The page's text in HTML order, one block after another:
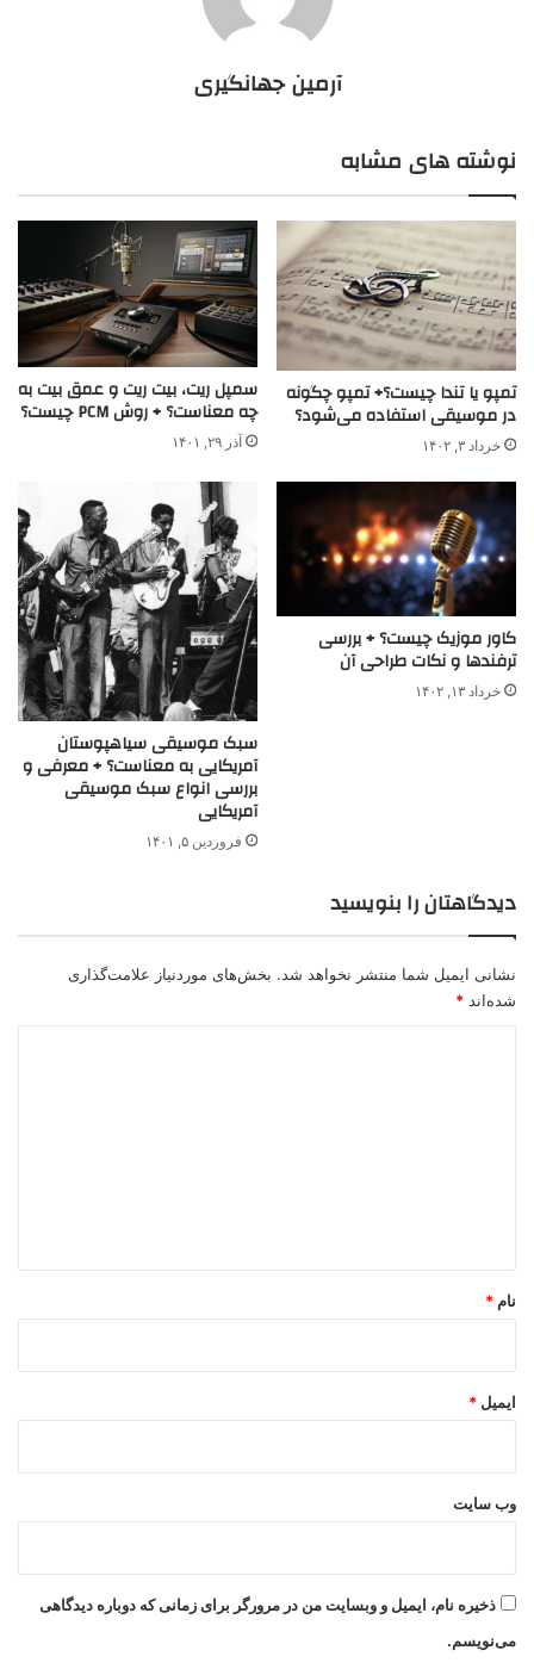
آرمین جهانگیری
نوشته های مشابه
تمپو یا تندا چیست؟+ تمپو چگونه
در موسیقی استفاده می‌شود؟
خرداد ۳, ۱۴۰۲
سمپل ریت، بیت ریت و عمق بیت به
چه معناست؟ + روش PCM چیست؟
آذر ۲۹, ۱۴۰۱
کاور موزیک چیست؟ + بررسی
ترفندها و نکات طراحی آن
خرداد ۱۳, ۱۴۰۲
سبک موسیقی سیاهپوستان
آمریکایی به معناست؟ + معرفی و
بررسی انواع سبک موسیقی
آمریکایی
فروردین ۵, ۱۴۰۱
دیدگاهتان را بنویسید
نشانی ایمیل شما منتشر نخواهد شد. بخش‌های موردنیاز علامت‌گذاری
شده‌اند *
نام *
ایمیل *
وب‌ سایت
ذخیره نام، ایمیل و وبسایت من در مرورگر برای زمانی که دوباره دیدگاهی
می‌نویسم.